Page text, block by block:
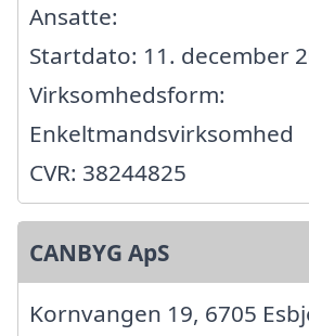
Ansatte:
Startdato: 11. december
Virksomhedsform:
Enkeltmandsvirksomhed
CVR: 38244825
CANBYG ApS
Kornvangen 19, 6705